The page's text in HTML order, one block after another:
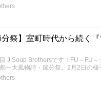
分祭】室町時代から続く
J Soup Brothersです！FU～FU
一大風物詩・節分祭。2月2日の様